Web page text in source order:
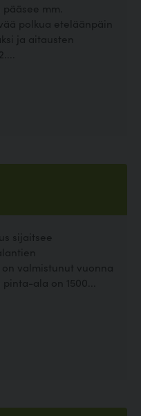
mm.
polkua eteläänpäin
ja aitausten
sijaitsee
valmistunut vuonna
ala on 1500...